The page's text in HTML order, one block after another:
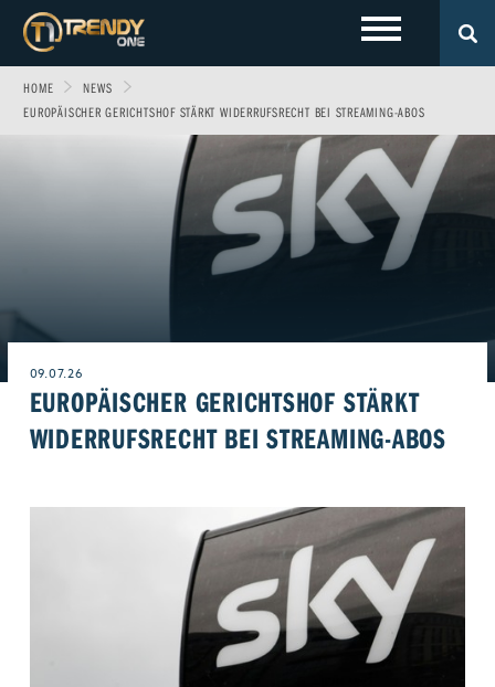
LOKALES
Allgäu
Augsburg
EVENTS
FOTOS
Team
Jobs & Karriere
WERBEN BEI TRENDYONE
MEHR+
Sport
Freizeit
Beruf & Karriere
Genuss
Technik
Automobil
Gewinnspiele
Fun
Magazin E-Paper
Frühstücks-Scout
Kontakt
HOME
NEWS
EUROPÄISCHER GERICHTSHOF STÄRKT WIDERRUFSRECHT BEI STREAMING-ABOS
09.07.26
EUROPÄISCHER GERICHTSHOF STÄRKT
WIDERRUFSRECHT BEI STREAMING-ABOS